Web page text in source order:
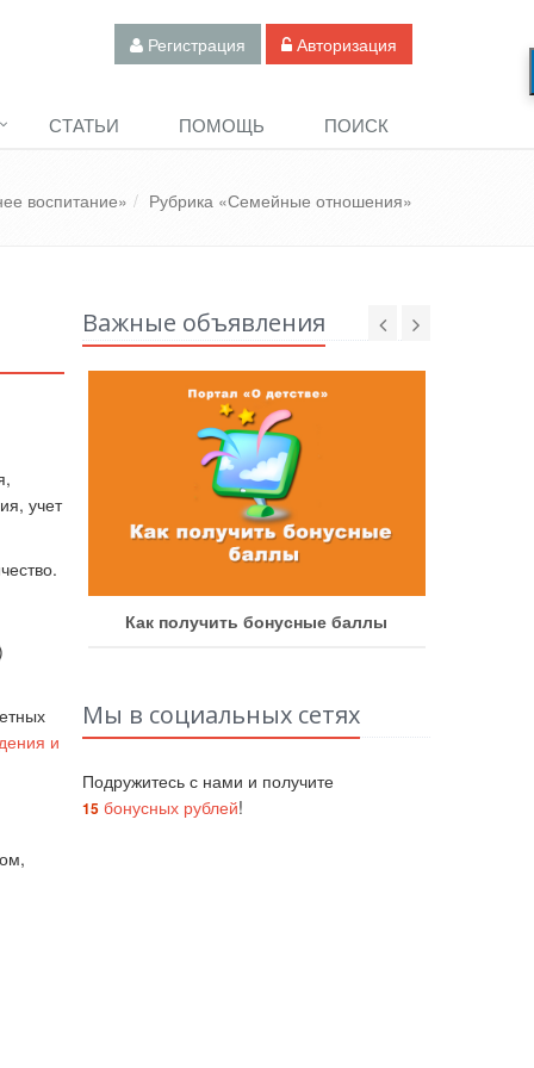
Регистрация Авторизация
СТАТЬИ ПОМОЩЬ ПОИСК
воспитание» Рубрика «Семейные отношения»
учет
и
Важные объявления
Как получить бонусные баллы
Мы в социальных сетях
Подружитесь с нами и получите
15бонусных рублей!